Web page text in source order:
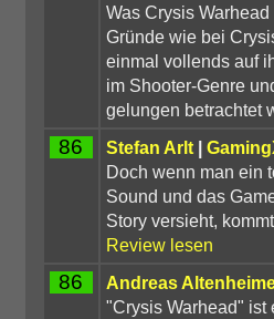
Was Crysis
Gründe wie bei
einmal vollends auf
im Shooter-Genre
gelungen betrachtet
86 Stefan Arlt|
Doch wenn man ein
Sound und das
Story versieht,
Review lesen
86
Andreas
"Crysis Warhead" ist